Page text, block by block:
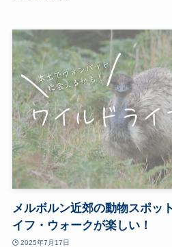
メルボルン近郊の動物スポッ
イフ・ウォークが楽しい！
2025年7月17日